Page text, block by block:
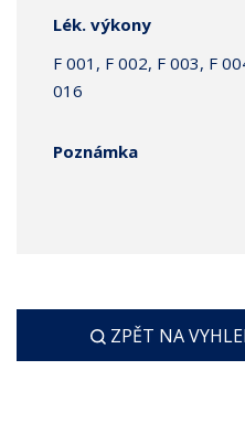
Lék. výkony
F 001, F 002, F 003, F
016
Poznámka
ZPĚT NA